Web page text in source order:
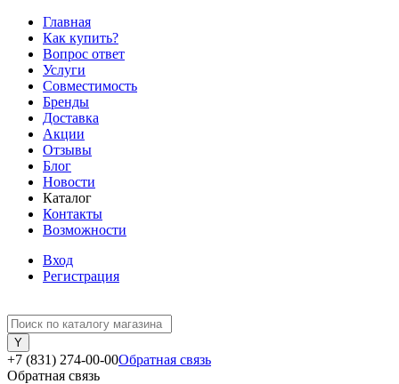
Главная
Как купить?
Вопрос ответ
Услуги
Совместимость
Бренды
Доставка
Акции
Отзывы
Блог
Новости
Каталог
Контакты
Возможности
Вход
Регистрация
+7 (831) 274-00-00Обратная связь
Обратная связь